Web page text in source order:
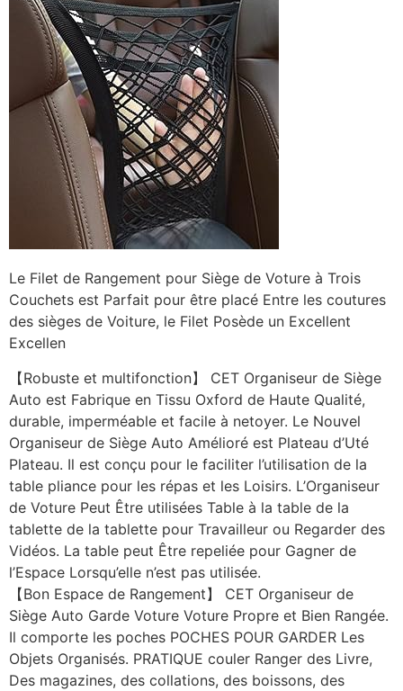
Le Filet de Rangement pour Siège de Voture à Trois
Couchets est Parfait pour être placé Entre les coutures
des sièges de Voiture, le Filet Posède un Excellent
Excellen
【Robuste et multifonction】 CET Organiseur de Siège
Auto est Fabrique en Tissu Oxford de Haute Qualité,
durable, imperméable et facile à netoyer. Le Nouvel
Organiseur de Siège Auto Amélioré est Plateau d’Uté
Plateau. Il est conçu pour le faciliter l’utilisation de la
table pliance pour les répas et les Loisirs. L’Organiseur
de Voture Peut Être utilisées Table à la table de la
tablette de la tablette pour Travailleur ou Regarder des
Vidéos. La table peut Être repeliée pour Gagner de
l’Espace Lorsqu’elle n’est pas utilisée.
【Bon Espace de Rangement】 CET Organiseur de
Siège Auto Garde Voture Voture Propre et Bien Rangée.
Il comporte les poches POCHES POUR GARDER Les
Objets Organisés. PRATIQUE couler Ranger des Livre,
Des magazines, des collations, des boissons, des